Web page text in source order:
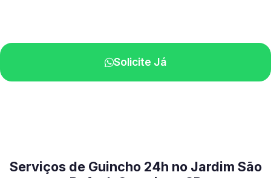
Solicite Já
Serviços de Guincho 24h no Jardim São